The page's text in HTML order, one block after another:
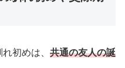
初めは、 共通の友人の誕